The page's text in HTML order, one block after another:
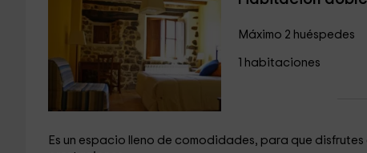
Máximo 2 huéspedes
1 habitaciones
Es un espacio lleno de comodidades, para que